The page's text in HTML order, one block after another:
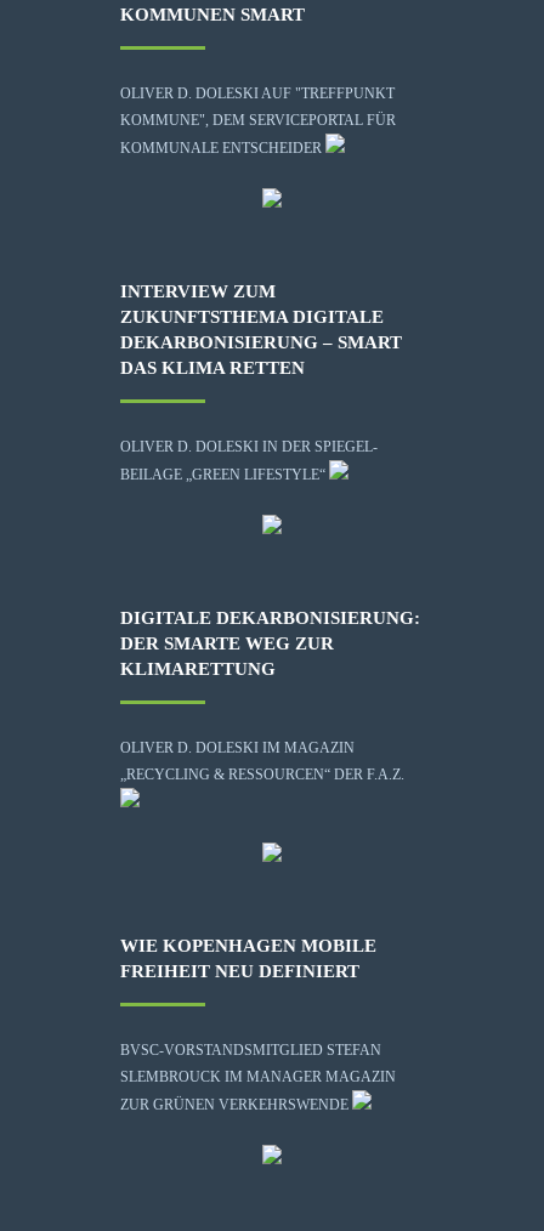
KOMMUNEN SMART
OLIVER D. DOLESKI AUF "TREFFPUNKT
KOMMUNE", DEM SERVICEPORTAL FÜR
KOMMUNALE ENTSCHEIDER
INTERVIEW ZUM
ZUKUNFTSTHEMA DIGITALE
DEKARBONISIERUNG – SMART
DAS KLIMA RETTEN
OLIVER D. DOLESKI IN DER SPIEGEL-
BEILAGE „GREEN LIFESTYLE“
DIGITALE DEKARBONISIERUNG:
DER SMARTE WEG ZUR
KLIMARETTUNG
OLIVER D. DOLESKI IM MAGAZIN
„RECYCLING & RESSOURCEN“ DER F.A.Z.
WIE KOPENHAGEN MOBILE
FREIHEIT NEU DEFINIERT
BVSC-VORSTANDSMITGLIED STEFAN
SLEMBROUCK IM MANAGER MAGAZIN
ZUR GRÜNEN VERKEHRSWENDE